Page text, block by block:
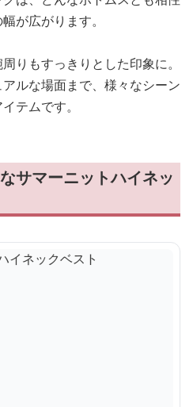
が広がります。
りもすっきりとした印象に。
ルな場面まで、様々なシーン
テムです。
サマーニットハイネッ